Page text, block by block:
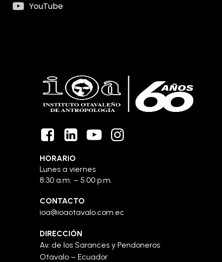
YouTube
HORARIO
Lunes a viernes
8:30 a.m. – 5:00 p.m.
CONTACTO
ioa@ioaotavalo.com.ec
DIRECCIÓN
Av. de los Sarances y Pendoneros
Otavalo – Ecuador